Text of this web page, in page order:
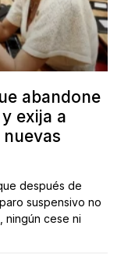
abandone
exija a
después de
suspensivo no
ningún cese ni